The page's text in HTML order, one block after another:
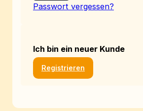
Passwort vergessen?
Ich bin ein neuer Kunde
Registrieren